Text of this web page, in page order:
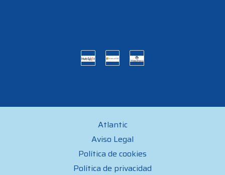
Atlantic
Aviso Legal
Política de cookies
Política de privacidad